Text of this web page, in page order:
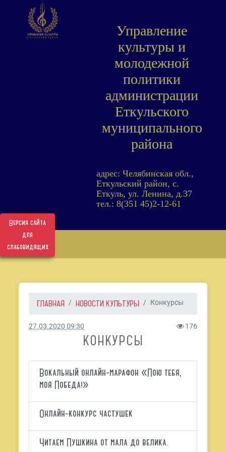
Версия сайта
для
слабовидящих
Управление
культуры и
молодежной
политики
администрации
Еткульского
муниципального
района
адрес: Челябинская обл.,
Еткульский район, с.
Еткуль, ул. Ленина, д.37
тел.: 8(351 45)2-12-61
ГЛАВНАЯ НОВОСТИ КУЛЬТУРЫ Конкурсы
27.03.2020 09:30 176
КОНКУРСЫ
Вокальный онлайн-марафон «Пою тебя,
моя Победа!»
Онлайн-конкурс частушек
Читаем Пушкина от мала до велика.